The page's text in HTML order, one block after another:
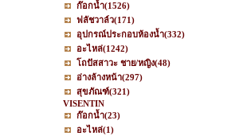
ก๊อกน้ำ(1526)
ฟลัชวาล์ว(171)
อุปกรณ์ประกอบห้องน้ำ(332)
อะไหล่(1242)
โถปัสสาวะ ชาย/หญิง(48)
อ่างล้างหน้า(297)
สุขภัณฑ์(321)
VISENTIN
ก๊อกน้ำ(23)
อะไหล่(1)